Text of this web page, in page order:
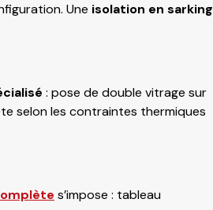
Une isolation en sarking
: pose de double vitrage sur
selon les contraintes thermiques
s’impose : tableau